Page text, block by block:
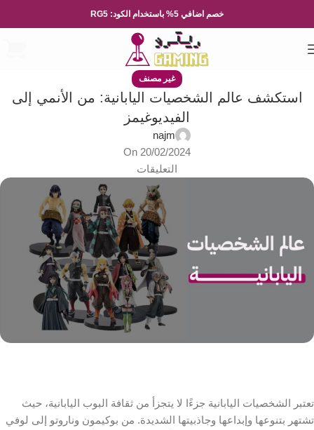
خصم اضافي 5% باستخدام الكود: RG5
غير مصنف
استكشف عالم الشخصيات اليابانية: من الأنمي إلى
الفيديوغيمز
najm
On 20/02/2024
التعليقات
تعتبر الشخصيات اليابانية جزءًا لا يتجزأ من ثقافة البوب ​​اليابانية، حيث
تشتهر بتنوعها وإبداعها وجاذبيتها الشديدة. من بوكيمون وناروتو إلى لوفي